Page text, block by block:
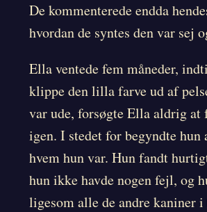
De kommenterede endda
hvordan de syntes den var sej
Ella ventede fem måneder,
klippe den lilla farve ud af
var ude, forsøgte Ella aldrig at
igen. I stedet for begyndte hun
hvem hun var. Hun fandt
hun ikke havde nogen fejl, og
ligesom alle de andre kaniner i